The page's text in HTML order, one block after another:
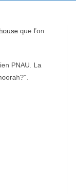
que l’on
PNAU. La